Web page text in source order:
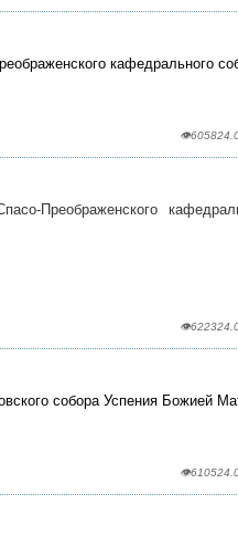
кафедрального
👁6058
Преображенского
👁6223
собора Успения Божией
👁6105